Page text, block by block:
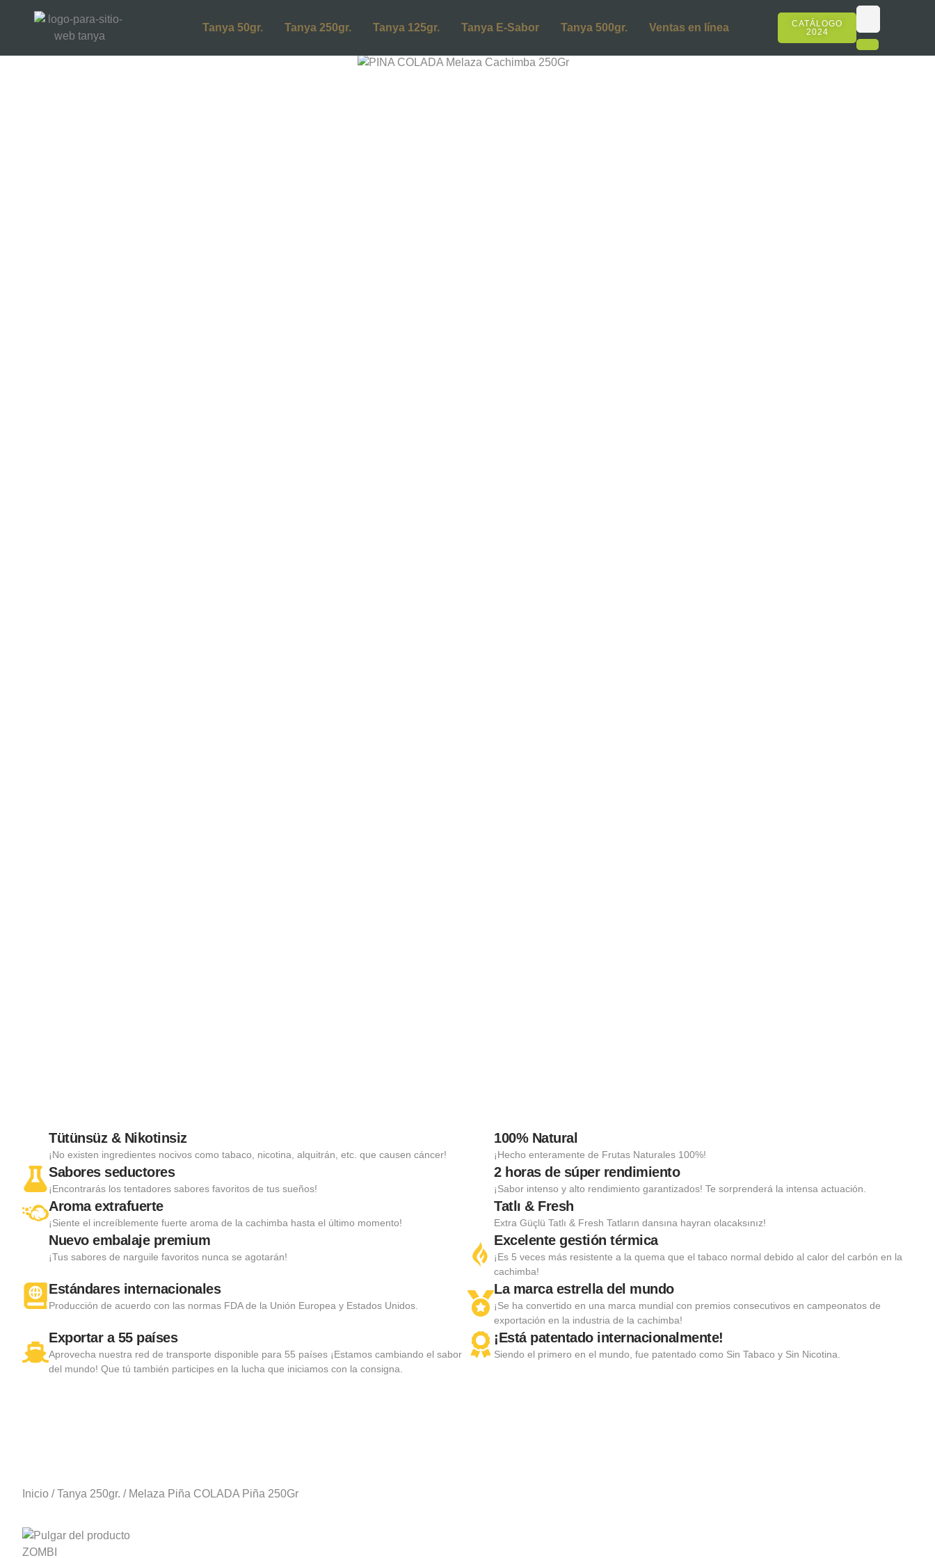
Tanya 50gr. Tanya 250gr. Tanya 125gr. Tanya E-Sabor Tanya 500gr. Ventas en línea
CATÁLOGO
2024
Tütünsüz & Nikotinsiz
¡No existen ingredientes nocivos como tabaco, nicotina, alquitrán, etc. que causen cáncer!
100% Natural
¡Hecho enteramente de Frutas Naturales 100%!
Sabores seductores
¡Encontrarás los tentadores sabores favoritos de tus sueños!
2 horas de súper rendimiento
¡Sabor intenso y alto rendimiento garantizados! Te sorprenderá la intensa actuación.
Aroma extrafuerte
¡Siente el increíblemente fuerte aroma de la cachimba hasta el último momento!
Tatlı & Fresh
Extra Güçlü Tatlı & Fresh Tatların dansına hayran olacaksınız!
Nuevo embalaje premium
¡Tus sabores de narguile favoritos nunca se agotarán!
Excelente gestión térmica
¡Es 5 veces más resistente a la quema que el tabaco normal debido al calor del carbón en la
cachimba!
Estándares internacionales
Producción de acuerdo con las normas FDA de la Unión Europea y Estados Unidos.
La marca estrella del mundo
¡Se ha convertido en una marca mundial con premios consecutivos en campeonatos de
exportación en la industria de la cachimba!
Exportar a 55 países
Aprovecha nuestra red de transporte disponible para 55 países ¡Estamos cambiando el sabor
del mundo! Que tú también participes en la lucha que iniciamos con la consigna.
¡Está patentado internacionalmente!
Siendo el primero en el mundo, fue patentado como Sin Tabaco y Sin Nicotina.
Inicio /Tanya 250gr. / Melaza Piña COLADA Piña 250Gr
ZOMBI